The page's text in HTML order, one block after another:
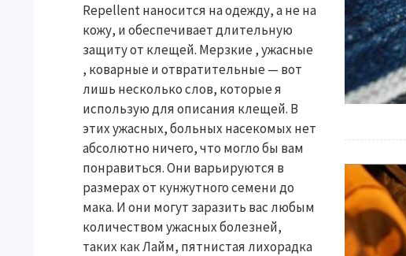
Repellent наносится на одежду, а не на
кожу, и обеспечивает длительную
защиту от клещей. Мерзкие , ужасные
, коварные и отвратительные — вот
лишь несколько слов, которые я
использую для описания клещей. В
этих ужасных, больных насекомых нет
абсолютно ничего, что могло бы вам
понравиться. Они варьируются в
размерах от кунжутного семени до
мака. И они могут заразить вас любым
количеством ужасных болезней,
таких как Лайм, пятнистая лихорадка